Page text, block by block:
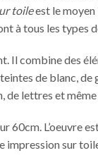
toileest le moyen
à tous les types
Il combine des
de blanc,
lettres et même
60cm. L’oeuvre
sur